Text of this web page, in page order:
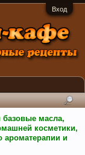
Вход
базовые масла,
косметики,
ароматерапии и